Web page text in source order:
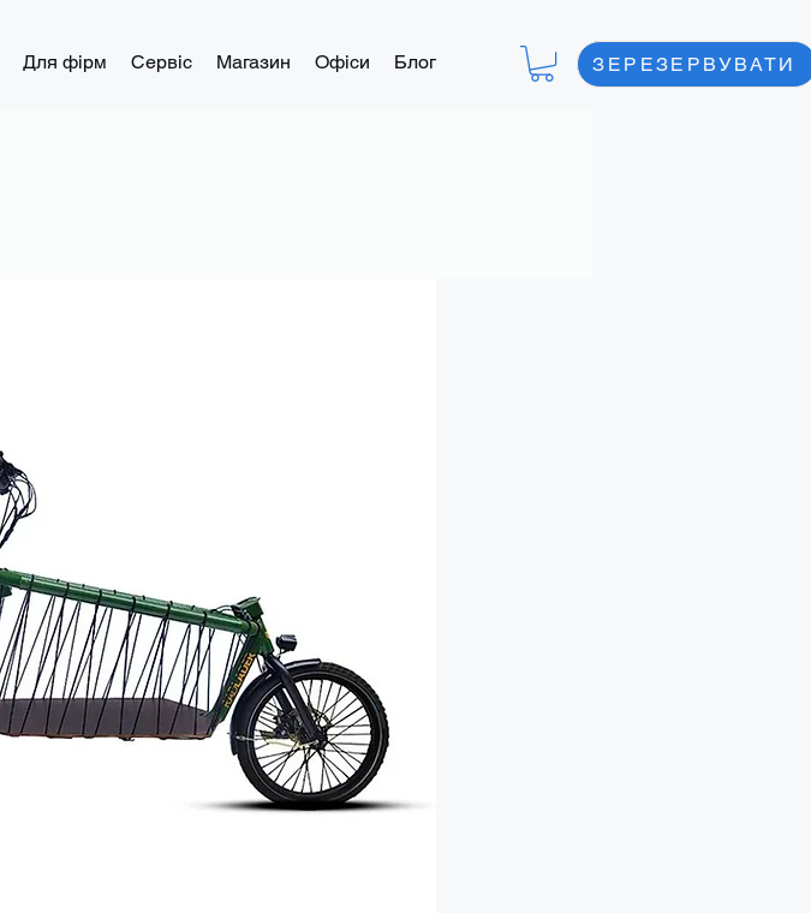
Для фірм Сервіс Магазин Офіси Блог ЗЕРЕЗЕРВУВАТИ